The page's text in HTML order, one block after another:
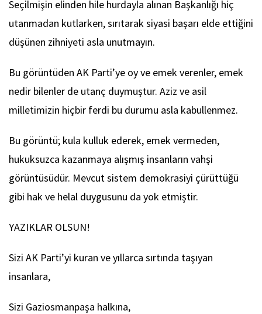
Seçilmişin elinden hile hurdayla alınan Başkanlığı hiç
utanmadan kutlarken, sırıtarak siyasi başarı elde ettiğini
düşünen zihniyeti asla unutmayın.
Bu görüntüden AK Parti’ye oy ve emek verenler, emek
nedir bilenler de utanç duymuştur. Aziz ve asil
milletimizin hiçbir ferdi bu durumu asla kabullenmez.
Bu görüntü; kula kulluk ederek, emek vermeden,
hukuksuzca kazanmaya alışmış insanların vahşi
görüntüsüdür. Mevcut sistem demokrasiyi çürüttüğü
gibi hak ve helal duygusunu da yok etmiştir.
YAZIKLAR OLSUN!
Sizi AK Parti’yi kuran ve yıllarca sırtında taşıyan
insanlara,
Sizi Gaziosmanpaşa halkına,